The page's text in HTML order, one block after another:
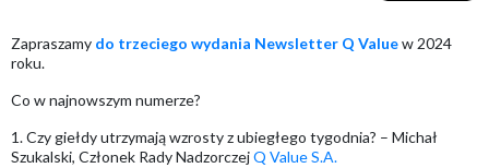
Zapraszamy do trzeciego wydania Newsletter Q Valuew 2024
roku.
Co w najnowszym numerze?
1. Czy giełdy utrzymają wzrosty z ubiegłego tygodnia? – Michał
Szukalski, Członek Rady NadzorczejQ Value S.A.